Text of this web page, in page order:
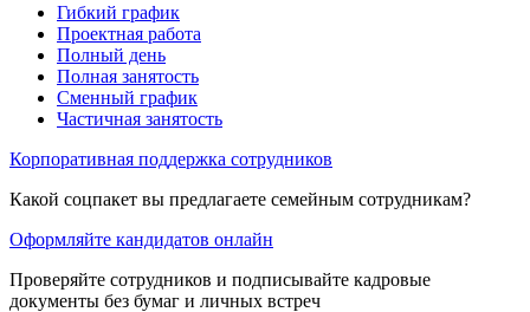
Гибкий график
Проектная работа
Полный день
Полная занятость
Сменный график
Частичная занятость
Корпоративная поддержка сотрудников
Какой соцпакет вы предлагаете семейным сотрудникам?
Оформляйте кандидатов онлайн
Проверяйте сотрудников и подписывайте кадровые
документы без бумаг и личных встреч